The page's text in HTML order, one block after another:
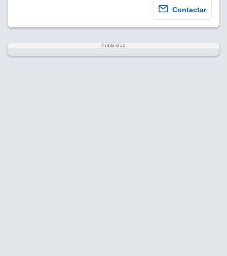
Contactar